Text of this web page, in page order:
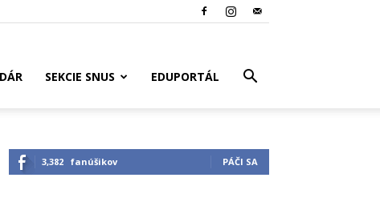
SEKCIE SNUS EDUPORTÁL
3,382 fanúšikov PÁČI SA